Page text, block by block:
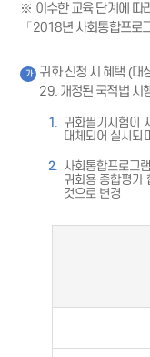
※ 이수한 교육 단계에 따
「2018년 사회통합프로
가
귀화 신청 시 혜택 (대
29. 개정된 국적법 시
귀화필기시험이
대체되어 실시되
사회통합프로그
귀화용 종합평가
것으로 변경